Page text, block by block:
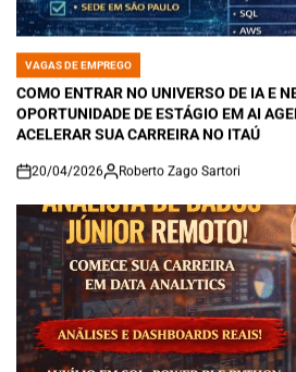
POSTED
IN
VAGAS DE EMPREGO
COMO ENTRAR NO UNIVERSO DE IA E
OPORTUNIDADE DE ESTÁGIO EM AI
ACELERAR SUA CARREIRA NO ITAÚ
on
20/04/2026 Roberto Zago Sartori